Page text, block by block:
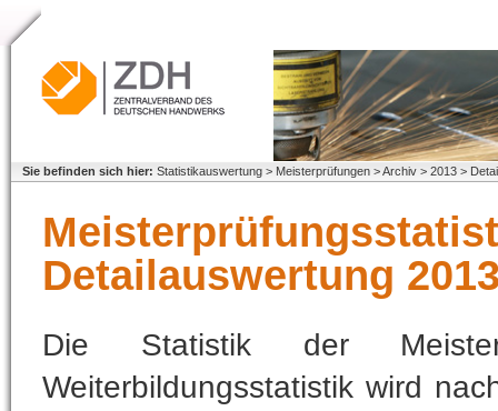
Sie befinden sich hier: Statistikauswertung > Meisterprüfungen > Archiv > 2013 >
Detailauswertung
Die Statistik der
Weiterbildungsstatistik wird